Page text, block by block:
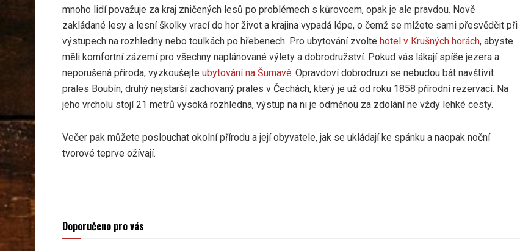
mnoho lidí považuje za kraj zničených lesů po problémech s kůrovcem, opak je ale pravdou. Nově
zakládané lesy a lesní školky vrací do hor život a krajina vypadá lépe, o čemž se mlžete sami přesvědčit při
výstupech na rozhledny nebo toulkách po hřebenech. Pro ubytování zvolte hotel v Krušných horách, abyste
měli komfortní zázemí pro všechny naplánované výlety a dobrodružství. Pokud vás lákají spíše jezera a
neporušená příroda, vyzkoušejte ubytování na Šumavě. Opravdoví dobrodruzi se nebudou bát navštívit
prales Boubín, druhý nejstarší zachovaný prales v Čechách, který je už od roku 1858 přírodní rezervací. Na
jeho vrcholu stojí 21 metrů vysoká rozhledna, výstup na ni je odměnou za zdolání ne vždy lehké cesty.
Večer pak můžete poslouchat okolní přírodu a její obyvatele, jak se ukládají ke spánku a naopak noční
tvorové teprve ožívají.
Doporučeno pro vás